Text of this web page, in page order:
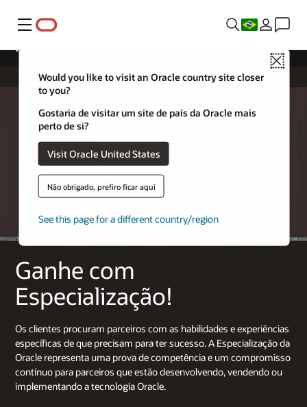
Menu
Close
Would you like to visit an Oracle country site closer
to you?
Gostaria de visitar um site de país da Oracle mais
perto de si?
Visit Oracle United States
Não obrigado, prefiro ficar aqui
See this page for a different country/region
Ganhe com
Especialização!
Os clientes procuram parceiros com as habilidades e experiências
específicas de que precisam para ter sucesso. A Especialização da
Oracle representa uma prova de competência e um compromisso
contínuo para parceiros que estão desenvolvendo, vendendo ou
implementando a tecnologia Oracle.
Especialização em Cloud Sell